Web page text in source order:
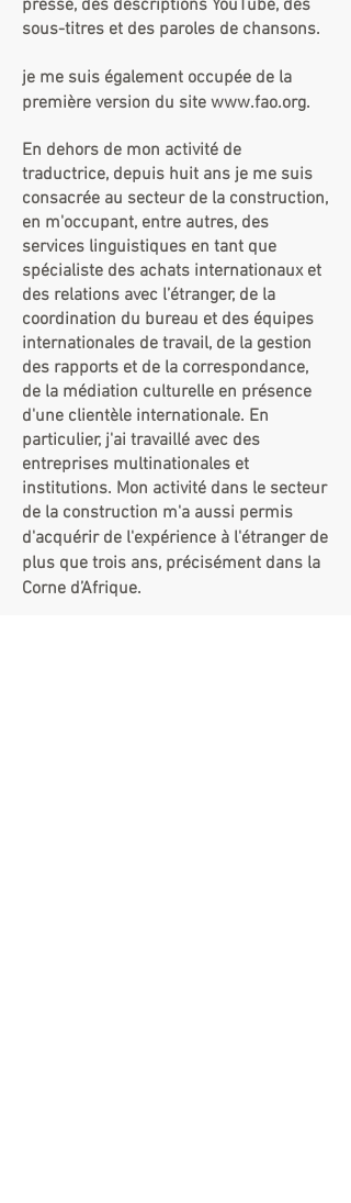
presse, des descriptions YouTube, des
sous-titres et des paroles de chansons.
je me suis également occupée de la
première version du site www.fao.org.
En dehors de mon activité de
traductrice, depuis huit ans je me suis
consacrée au secteur de la construction,
en m'occupant, entre autres, des
services linguistiques en tant que
spécialiste des achats internationaux et
des relations avec l’étranger, de la
coordination du bureau et des équipes
internationales de travail, de la gestion
des rapports et de la correspondance,
de la médiation culturelle en présence
d'une clientèle internationale. En
particulier, j'ai travaillé avec des
entreprises multinationales et
institutions. Mon activité dans le secteur
de la construction m'a aussi permis
d'acquérir de l'expérience à l'étranger de
plus que trois ans, précisément dans la
Corne d’Afrique.